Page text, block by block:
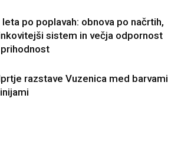
leta po poplavah: obnova po načrtih,
sistem in večja odpornost
razstave Vuzenica med barvami